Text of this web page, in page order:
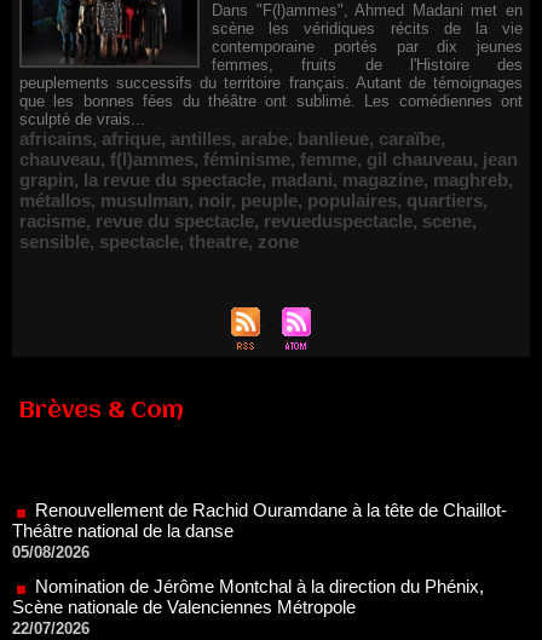
Dans "F(l)ammes", Ahmed Madani met en
scène les véridiques récits de la vie
contemporaine portés par dix jeunes
femmes, fruits de l'Histoire des
peuplements successifs du territoire français. Autant de témoignages
que les bonnes fées du théâtre ont sublimé. Les comédiennes ont
sculpté de vrais...
africains, afrique, antilles, arabe, banlieue, caraïbe,
chauveau, f(l)ammes, féminisme, femme, gil chauveau, jean
grapin, la revue du spectacle, madani, magazine, maghreb,
métallos, musulman, noir, peuple, populaires, quartiers,
racisme, revue du spectacle, revueduspectacle, scene,
sensible, spectacle, theatre, zone
Brèves & Com
05/08/2026
Nomination de Jérôme Montchal à la direction du Phénix,
Scène nationale de Valenciennes Métropole
22/07/2026
Nomination de Servane Ducorps et Mikaël Serre à la direction
de la Comédie de Colmar - Centre Dramatique National Grand